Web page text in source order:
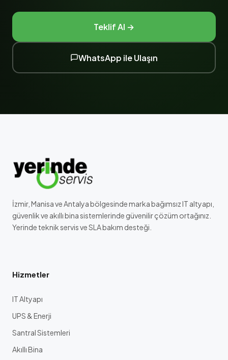
Teklif Al →
WhatsApp ile Ulaşın
İzmir, Manisa ve Antalya bölgesinde marka bağımsız IT altyapı,
güvenlik ve akıllı bina sistemlerinde güvenilir çözüm ortağınız.
Yerinde teknik servis ve SLA bakım desteği.
Hizmetler
IT Altyapı
UPS & Enerji
Santral Sistemleri
Akıllı Bina